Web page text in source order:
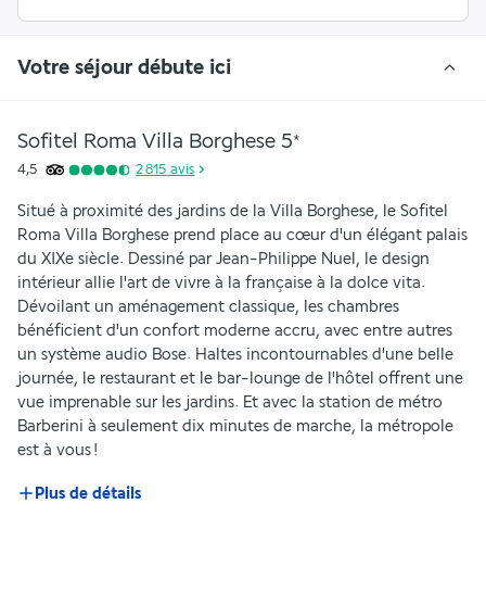
Votre séjour débute ici
Sofitel Roma Villa Borghese 5*
4,5 2 815 avis
Situé à proximité des jardins de la Villa Borghese, le Sofitel
Roma Villa Borghese prend place au cœur d'un élégant palais
du XIXe siècle. Dessiné par Jean-Philippe Nuel, le design
intérieur allie l'art de vivre à la française à la dolce vita.
Dévoilant un aménagement classique, les chambres
bénéficient d'un confort moderne accru, avec entre autres
un système audio Bose. Haltes incontournables d'une belle
journée, le restaurant et le bar-lounge de l'hôtel offrent une
vue imprenable sur les jardins. Et avec la station de métro
Barberini à seulement dix minutes de marche, la métropole
est à vous !
Plus de détails